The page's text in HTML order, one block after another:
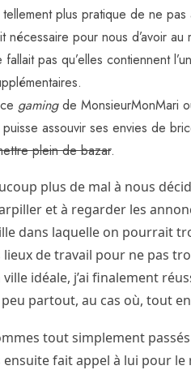
plus pratique de ne
pour nous d’avoir
pas qu’elles contiennent
gamingde MonsieurMonMari
assouvir ses envies de
plein de bazar.
plus de mal à nous
et à regarder les
dans laquelle on pourrait
de travail pour ne pas
idéale, j’ai finalement
partout, au cas où, tout
tout simplement
fait appel à lui pour le